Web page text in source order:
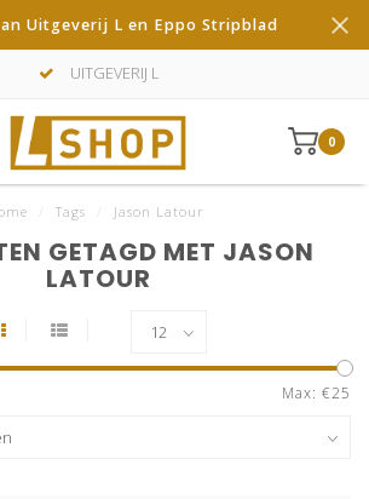
Uitgeverij L en Eppo Stripblad
UITGEVERIJ L
0
Tags Jason Latour
GETAGD MET JASON
LATOUR
Max: €25